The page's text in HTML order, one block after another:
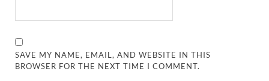
SAVE MY NAME, EMAIL, AND WEBSITE IN THIS
BROWSER FOR THE NEXT TIME I COMMENT.